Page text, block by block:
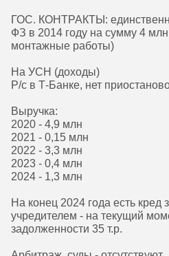
ГОС. КОНТРАКТЫ:
ФЗ в 2014 году на сумму 4
монтажные работы)
На УСН (доходы)
Р/с в Т-Банке, нет
Выручка:
2020 - 4,9 млн
2021 - 0,15 млн
2022 - 3,3 млн
2023 - 0,4 млн
2024 - 1,3 млн
На конец 2024 года есть кред
учредителем - на текущий
задолженности 35 т.р.